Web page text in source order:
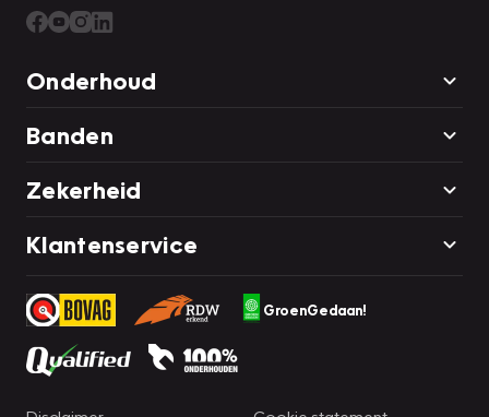
Onderhoud
Banden
Zekerheid
Klantenservice
GroenGedaan!